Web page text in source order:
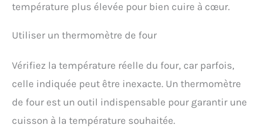
température plus élevée pour bien cuire à cœur.
Utiliser un thermomètre de four
Vérifiez la température réelle du four, car parfois,
celle indiquée peut être inexacte. Un thermomètre
de four est un outil indispensable pour garantir une
cuisson à la température souhaitée.